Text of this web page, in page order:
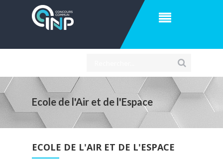
Ecole de l'Air et de l'Espace
ECOLE DE L'AIR ET DE L'ESPACE